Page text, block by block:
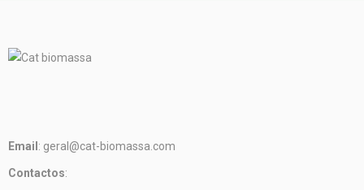
Email : geral@cat-biomassa.com
Contactos: